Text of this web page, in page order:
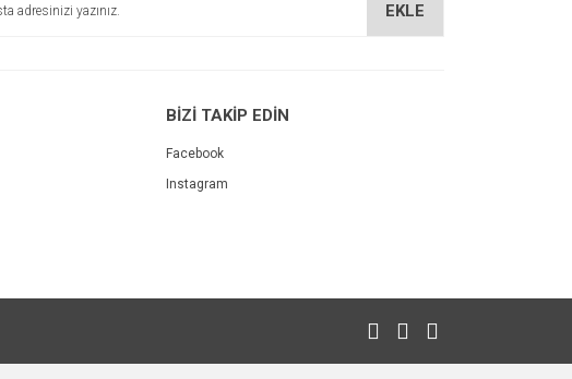
EKLE
BİZİ TAKİP EDİN
Facebook
Instagram